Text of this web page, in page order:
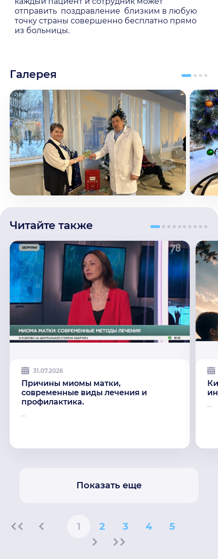
отправить поздравление близким в любую
точку страны совершенно бесплатно прямо
из больницы.
Галерея
Читайте также
31.07.2026
Причины миомы матки,
современные виды лечения и
профилактика.
Показать еще
1 2 3 4 5